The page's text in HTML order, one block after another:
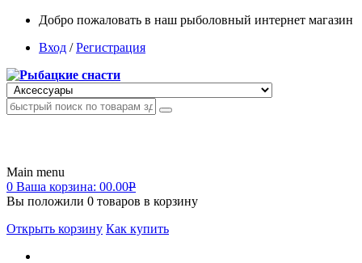
Добро пожаловать в наш рыболовный интернет магазин
Вход /Регистрация
Main menu
0 Ваша корзина: 00.00Р
Вы положили 0 товаров в корзину
Открыть корзину Как купить